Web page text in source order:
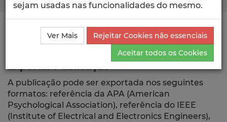
Ciência_Iscte Comunicações
Descrição Detalhada
da Comunicação
Exportar
A publicação pode ser exportada nos seguintes
formatos: referência da APA (American
Psychological Association), referência do IEEE
(Institute of Electrical and Electronics Engineers),
sejam usadas nas funcionalidades do mesmo.
Ver Mais
Rejeitar Cookies não essenciais
Aceitar todos os Cookies